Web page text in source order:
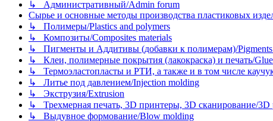
↳ Административный/Admin forum
Сырье и основные методы производства пластиковых
↳ Полимеры/Plastics and polymers
↳ Композиты/Сomposites materials
↳ Пигменты и Аддитивы (добавки к полимерам)/Pigments
↳ Клеи, полимерные покрытия (лакокраска) и печать/
↳ Термоэластопласты и РТИ, а также и в том числе
↳ Литье под давлением/Injection molding
↳ Экструзия/Extrusion
↳ Трехмерная печать, 3D принтеры, 3D сканирование/3D
↳ Выдувное формование/Blow molding